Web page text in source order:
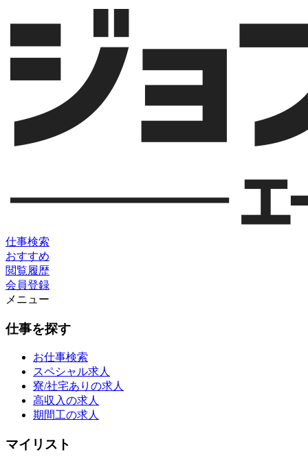
仕事検索
おすすめ
閲覧履歴
会員登録
メニュー
仕事を探す
お仕事検索
スペシャル求人
寮/社宅ありの求人
高収入の求人
期間工の求人
マイリスト